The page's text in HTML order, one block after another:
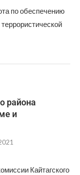
по обеспечению
района
и
Кайтагского